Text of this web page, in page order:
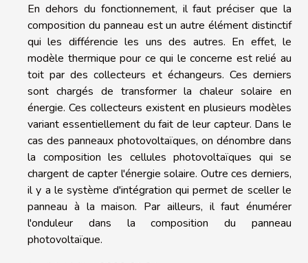
En dehors du fonctionnement, il faut préciser que la
composition du panneau est un autre élément distinctif
qui les différencie les uns des autres. En effet, le
modèle thermique pour ce qui le concerne est relié au
toit par des collecteurs et échangeurs. Ces derniers
sont chargés de transformer la chaleur solaire en
énergie. Ces collecteurs existent en plusieurs modèles
variant essentiellement du fait de leur capteur. Dans le
cas des panneaux photovoltaïques, on dénombre dans
la composition les cellules photovoltaïques qui se
chargent de capter l'énergie solaire. Outre ces derniers,
il y a le système d'intégration qui permet de sceller le
panneau à la maison. Par ailleurs, il faut énumérer
l'onduleur dans la composition du panneau
photovoltaïque.